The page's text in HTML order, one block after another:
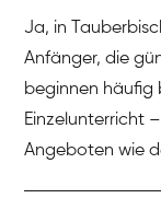
Ja, in
Anfänger, die
beginnen häufig
Einzelunterricht
Angeboten wie